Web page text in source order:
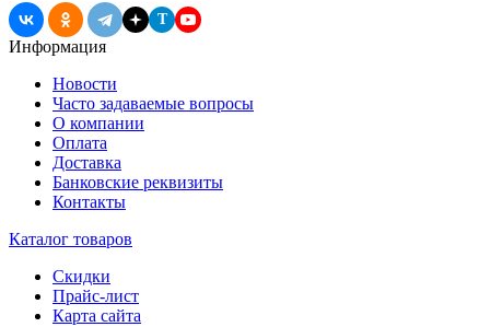
T
Информация
Новости
Часто задаваемые вопросы
О компании
Оплата
Доставка
Банковские реквизиты
Контакты
Каталог товаров
Скидки
Прайс-лист
Карта сайта